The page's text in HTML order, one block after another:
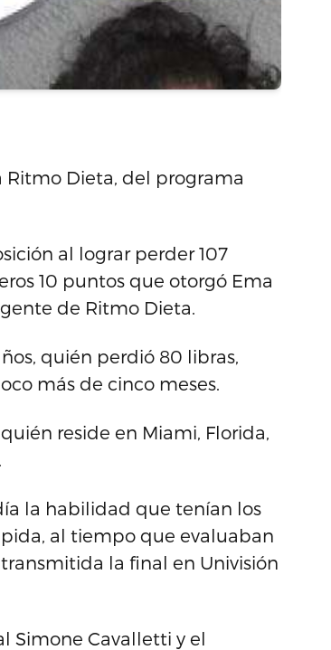
Ritmo Dieta, del programa
al lograr perder 107
10 puntos que otorgó Ema
de Ritmo Dieta.
quién perdió 80 libras,
más de cinco meses.
reside en Miami, Florida,
la habilidad que tenían los
al tiempo que evaluaban
la final en Univisión
Simone Cavalletti y el